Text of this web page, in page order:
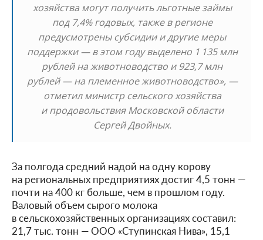
хозяйства могут получить льготные займы
под 7,4% годовых, также в регионе
предусмотрены субсидии и другие меры
поддержки — в этом году выделено 1 135 млн
рублей на животноводство и 923,7 млн
рублей — на племенное животноводство», —
отметил министр сельского хозяйства
и продовольствия Московской области
Сергей Двойных.
За полгода средний надой на одну корову
на региональных предприятиях достиг 4,5 тонн —
почти на 400 кг больше, чем в прошлом году.
Валовый объем сырого молока
в сельскохозяйственных организациях составил:
21,7 тыс. тонн — ООО «Ступинская Нива», 15,1